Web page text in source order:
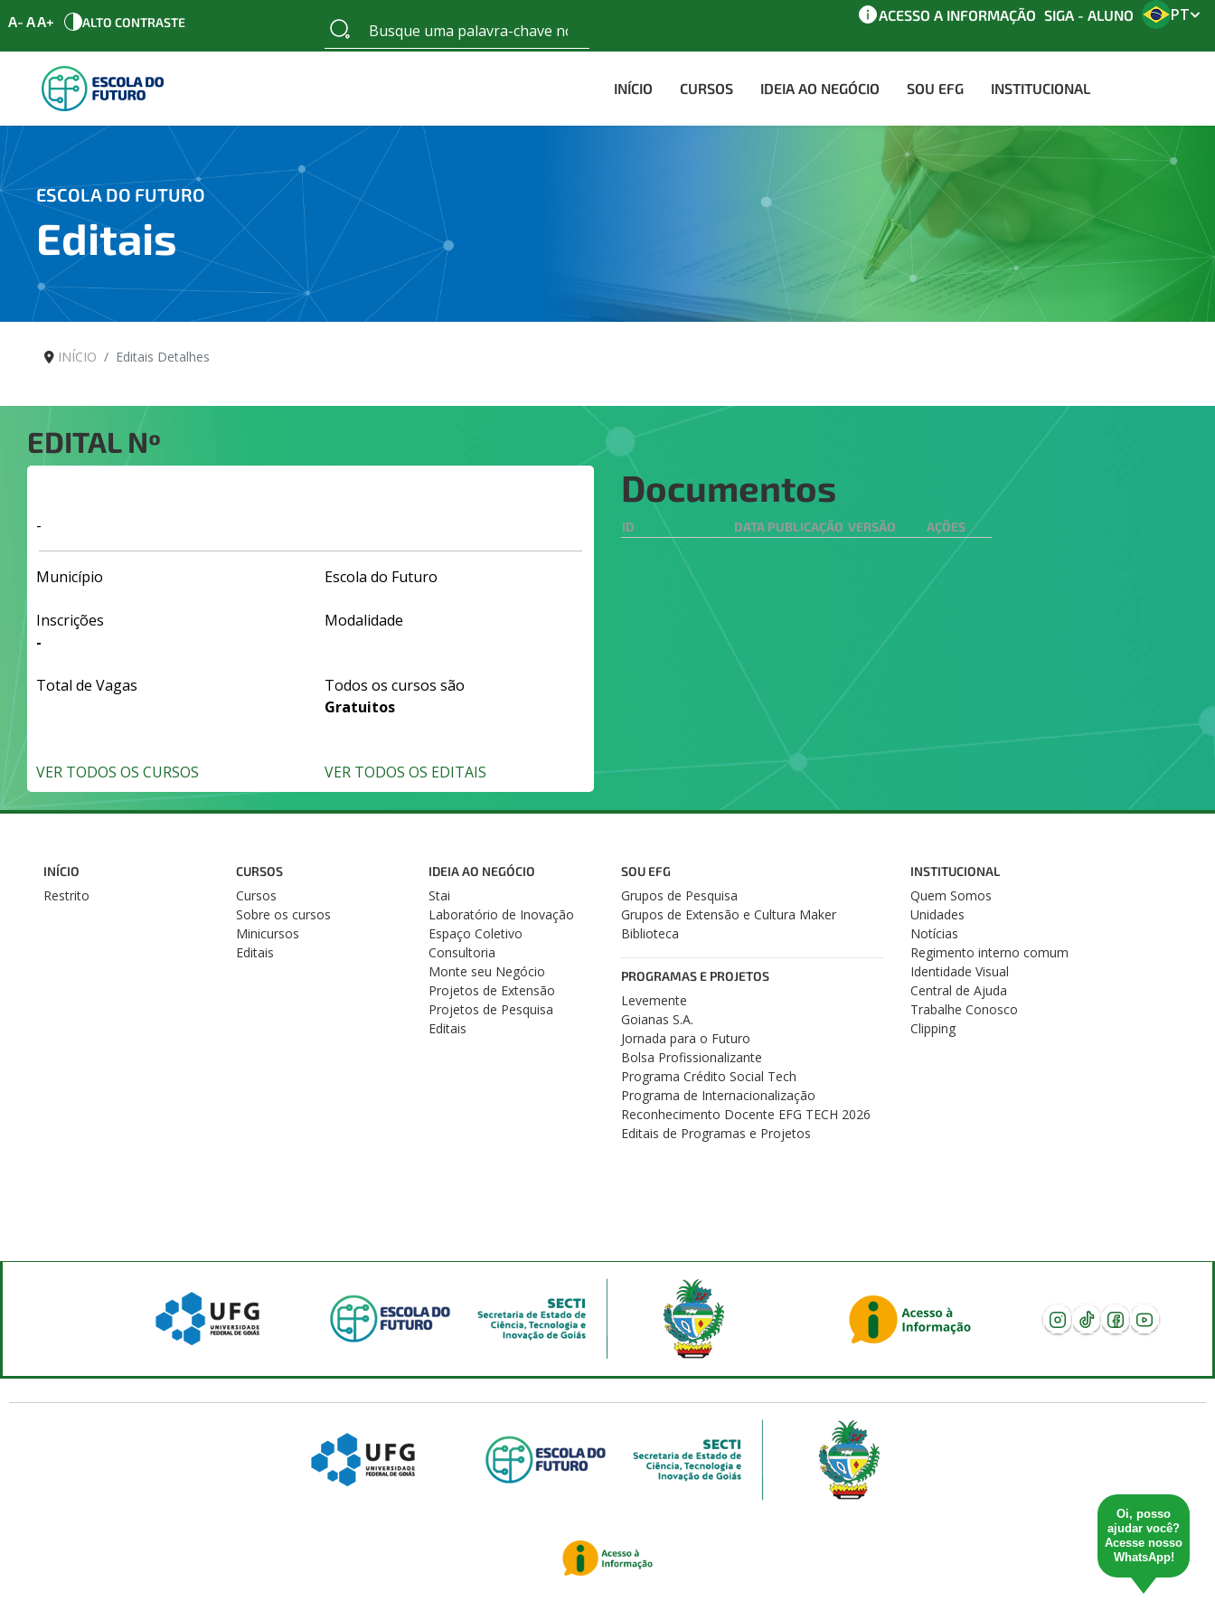
A- AA+ ALTO CONTRASTE ACESSO A INFORMAÇÃO SIGA - ALUNO PT
INÍCIO CURSOS IDEIA AO NEGÓCIO SOU EFG INSTITUCIONAL
ESCOLA DO FUTURO
Editais
INÍCIO Editais Detalhes
EDITAL Nº
-
Município Escola do Futuro
Inscrições
-
Modalidade
Total de Vagas
Todos os cursos são
Gratuitos
VER TODOS OS CURSOS VER TODOS OS EDITAIS
Documentos
ID DATA PUBLICAÇÃO VERSÃO AÇÕES
Oi, posso
ajudar você?
Acesse nosso
WhatsApp!
INÍCIO
Restrito
CURSOS
Cursos
Sobre os cursos
Minicursos
Editais
IDEIA AO NEGÓCIO
Stai
Laboratório de Inovação
Espaço Coletivo
Consultoria
Monte seu Negócio
Projetos de Extensão
Projetos de Pesquisa
Editais
SOU EFG
Grupos de Pesquisa
Grupos de Extensão e Cultura Maker
Biblioteca
PROGRAMAS E PROJETOS
Levemente
Goianas S.A.
Jornada para o Futuro
Bolsa Profissionalizante
Programa Crédito Social Tech
Programa de Internacionalização
Reconhecimento Docente EFG TECH 2026
Editais de Programas e Projetos
INSTITUCIONAL
Quem Somos
Unidades
Notícias
Regimento interno comum
Identidade Visual
Central de Ajuda
Trabalhe Conosco
Clipping